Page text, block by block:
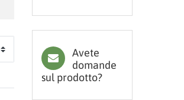
Avete
domande
sul prodotto?